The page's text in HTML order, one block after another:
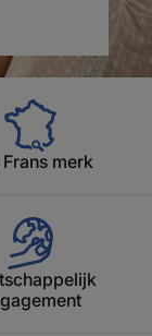
Frans merk